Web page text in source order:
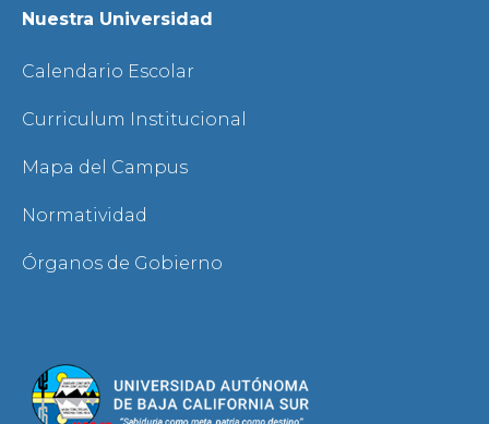
Nuestra Universidad
Calendario Escolar
Curriculum Institucional
Mapa del Campus
Normatividad
Órganos de Gobierno